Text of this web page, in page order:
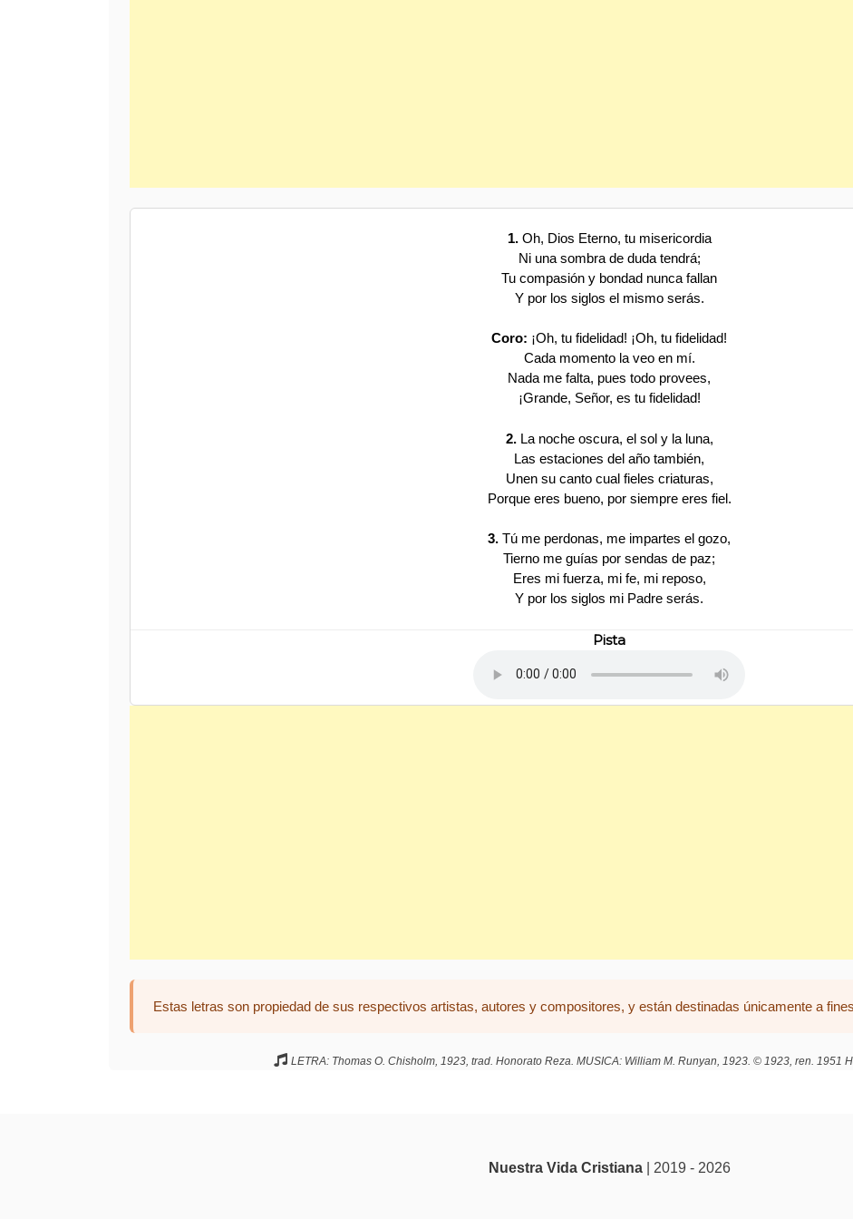
1.Oh, Dios Eterno, tu misericordia
Ni una sombra de duda tendrá;
Tu compasión y bondad nunca fallan
Y por los siglos el mismo serás.
Coro: ¡Oh, tu fidelidad! ¡Oh, tu fidelidad!
Cada momento la veo en mí.
Nada me falta, pues todo provees,
¡Grande, Señor, es tu fidelidad!
2.La noche oscura, el sol y la luna,
Las estaciones del año también,
Unen su canto cual fieles criaturas,
Porque eres bueno, por siempre eres fiel.
3. Tú me perdonas, me impartes el gozo,
Tierno me guías por sendas de paz;
Eres mi fuerza, mi fe, mi reposo,
Y por los siglos mi Padre serás.
Pista
Estas letras son propiedad de sus respectivos artistas, autores y compositores, y están destinadas únicamente a
LETRA: Thomas O. Chisholm, 1923, trad. Honorato Reza. MUSICA: William M. Runyan, 1923. © 1923, ren. 1951
Nuestra Vida Cristiana| 2019 - 2026